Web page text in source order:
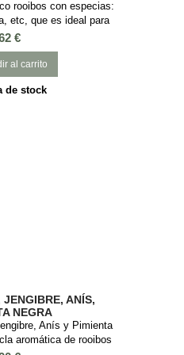
rooibos con especias:
etc, que es ideal para
con leche. Sabor:
regaliz, cardamomo,
natural, pétalos de rosa
€
al carrito
de stock
ANÍS,
NEGRA
Anís y Pimienta
aromática de rooibos